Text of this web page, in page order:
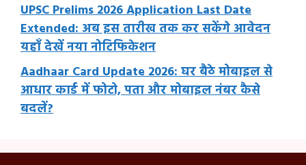
UPSC Prelims 2026 Application Last Date
Extended: अब इस तारीख तक कर सकेंगे आवेदन
यहाँ देखें नया नोटिफिकेशन
Aadhaar Card Update 2026: घर बैठे मोबाइल से
आधार कार्ड में फोटो, पता और मोबाइल नंबर कैसे
बदलें?